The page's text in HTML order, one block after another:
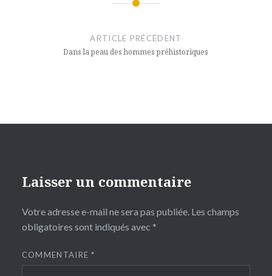
ARTICLE PRÉCÉDENT
Dans la peau des hommes préhistoriques
Laisser un commentaire
Votre adresse e-mail ne sera pas publiée. Les champs
obligatoires sont indiqués avec *
COMMENTAIRE*